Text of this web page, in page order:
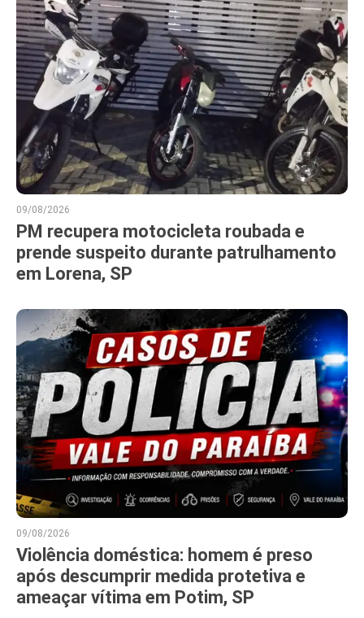
09/08/2026
PM recupera motocicleta roubada e
prende suspeito durante patrulhamento
em Lorena, SP
09/08/2026
Violência doméstica: homem é preso
após descumprir medida protetiva e
ameaçar vítima em Potim, SP